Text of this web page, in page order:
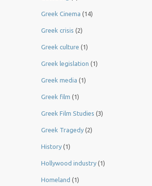
Greek Cinema (14)
Greek crisis (2)
Greek culture (1)
Greek legislation (1)
Greek media (1)
Greek film (1)
Greek Film Studies (3)
Greek Tragedy (2)
History (1)
Hollywood industry (1)
Homeland (1)